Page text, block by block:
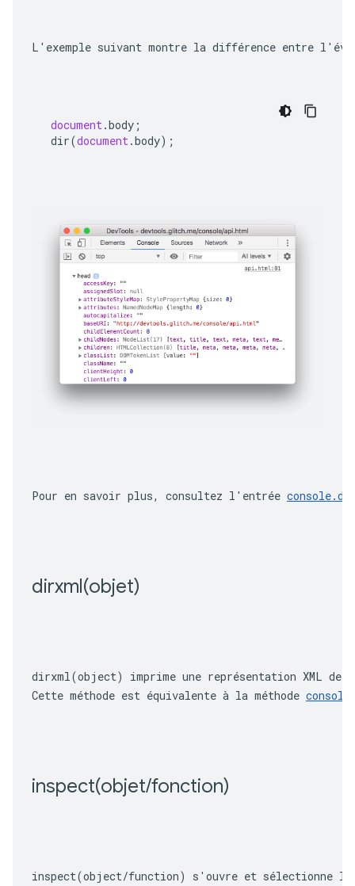
L'exemple suivant montre la différence entre
document .body ;
dir(document .body);
Pour en savoir plus, consultez l'entrée
dirxml(objet)
dirxml(object)
imprime une représentation XML
Cette méthode est équivalente à la méthode
inspect(objet/fonction)
inspect(object/function) s'ouvre et sélectionne